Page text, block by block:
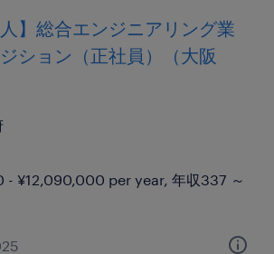
人】総合エンジニアリング業
ション（正社員）（大阪
¥12,090,000 per year, 年収337 ～